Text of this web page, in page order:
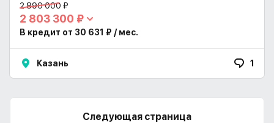
2 890 000 ₽
2 803 300 ₽
В кредит от 30 631 ₽ / мес.
Казань 1
Следующая страница